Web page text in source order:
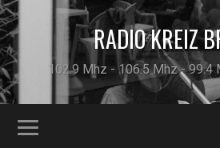
RADIO KREIZ
102.9 Mhz - 106.5 Mhz - 99.4